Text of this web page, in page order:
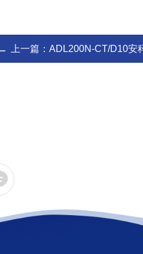
上一篇： ADL200N-CT/D10安科瑞